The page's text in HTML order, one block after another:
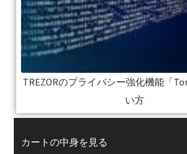
TREZORのプライバシー強化機能「
い方
カートの中身を見る